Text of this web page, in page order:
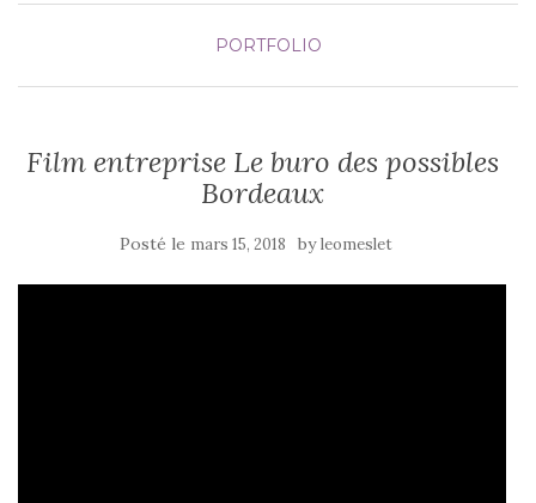
PORTFOLIO
Film entreprise Le buro des possibles
Bordeaux
Posté le mars 15, 2018 byleomeslet